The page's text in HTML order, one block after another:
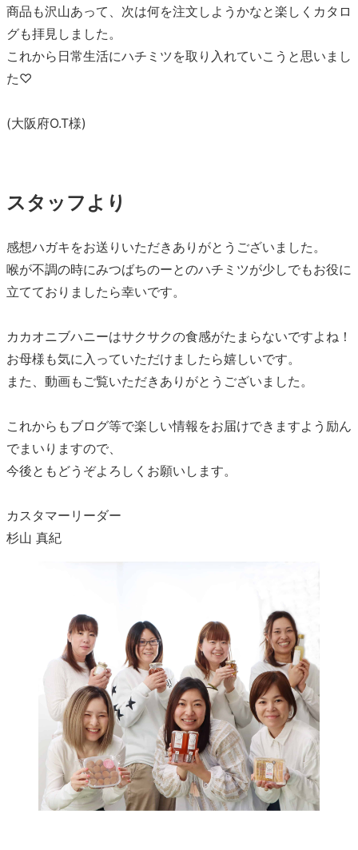
商品も沢山あって、次は何を注文しようかなと楽しくカタロ
グも拝見しました。
これから日常生活にハチミツを取り入れていこうと思いまし
た♡
(大阪府O.T様)
スタッフより
感想ハガキをお送りいただきありがとうございました。
喉が不調の時にみつばちのーとのハチミツが少しでもお役に
立てておりましたら幸いです。
カカオニブハニーはサクサクの食感がたまらないですよね！
お母様も気に入っていただけましたら嬉しいです。
また、動画もご覧いただきありがとうございました。
これからもブログ等で楽しい情報をお届けできますよう励ん
でまいりますので、
今後ともどうぞよろしくお願いします。
カスタマーリーダー
杉山 真紀